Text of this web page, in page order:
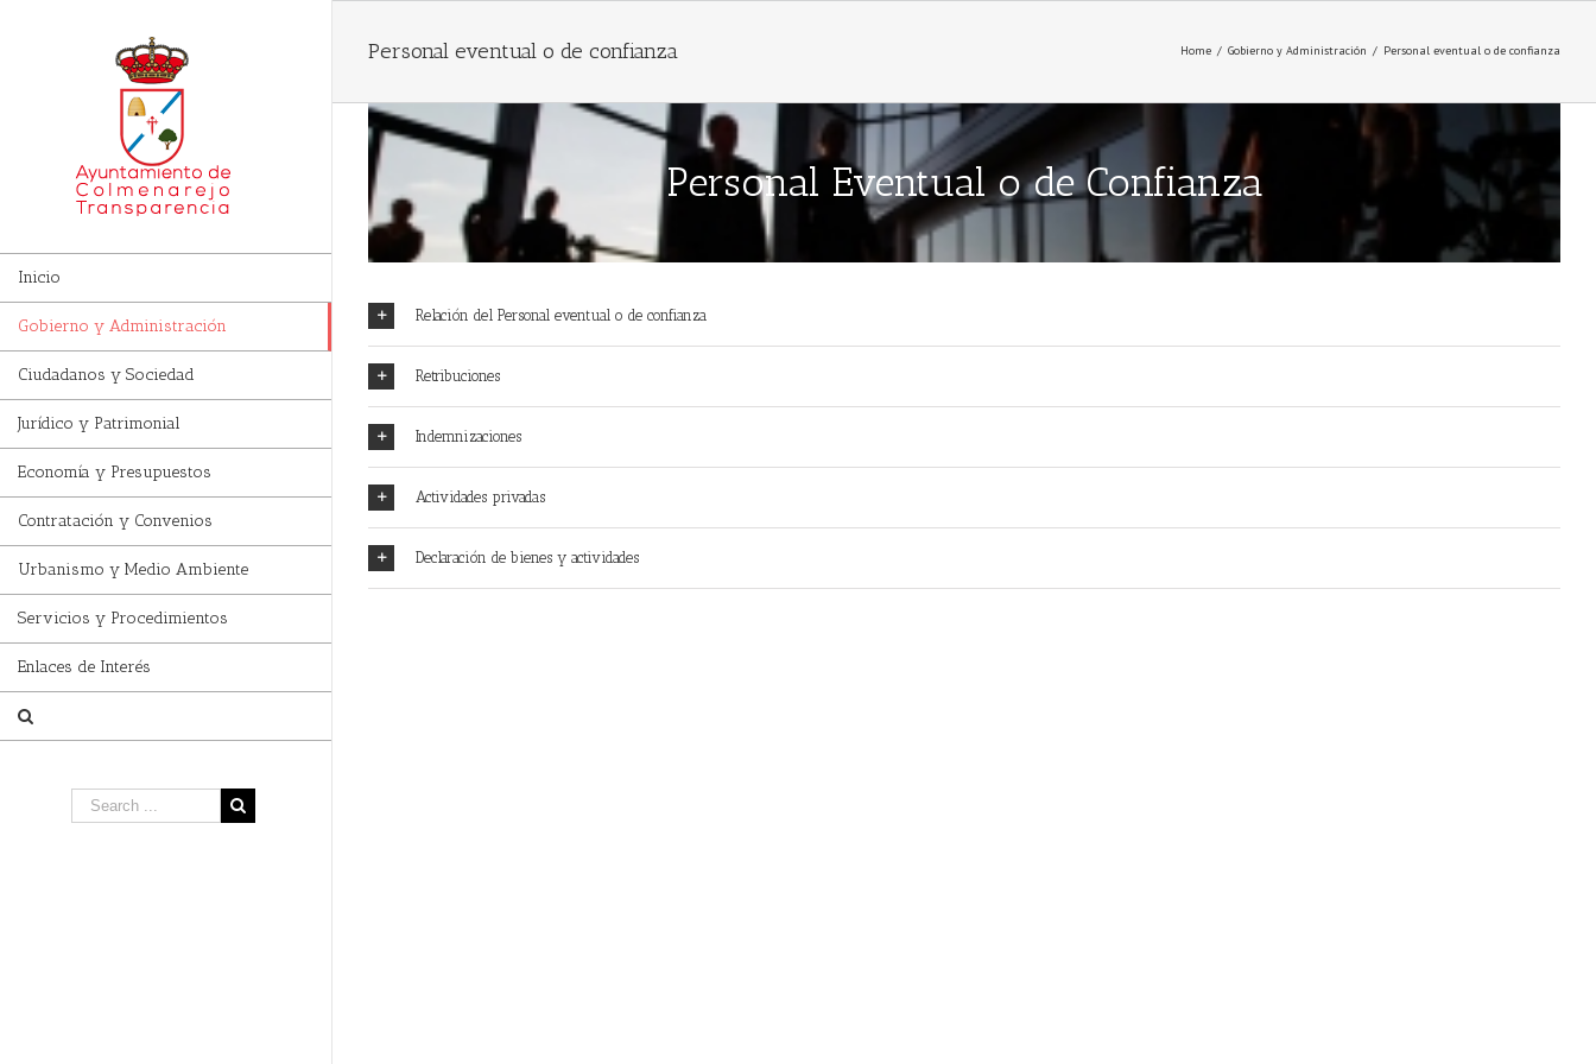
Inicio
Gobierno y Administración
Ciudadanos y Sociedad
Jurídico y Patrimonial
Economía y Presupuestos
Contratación y Convenios
Urbanismo y Medio Ambiente
Servicios y Procedimientos
Enlaces de Interés
Personal eventual o de confianza Home / Gobierno y Administración / Personal eventual o de confianza
Personal Eventual o de Confianza
Relación del Personal eventual o de confianza
Retribuciones
Indemnizaciones
Actividades privadas
Declaración de bienes y actividades